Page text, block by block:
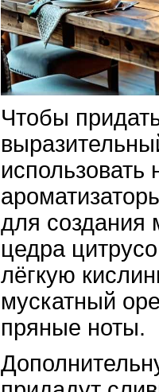
Чтобы
использовать
для создания
цедра
лёгкую
мускатный
пряные ноты.